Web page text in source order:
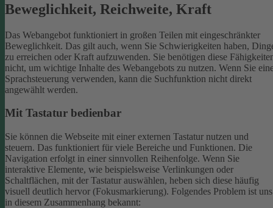
Beweglichkeit, Reichweite, Kraft
Das Webangebot funktioniert in großen Teilen mit eingeschränkter
Beweglichkeit. Das gilt auch, wenn Sie Schwierigkeiten haben,
zu erreichen oder Kraft aufzuwenden. Sie benötigen diese
nicht, um wichtige Inhalte des Webangebots zu nutzen. Wenn Sie
Sprachsteuerung verwenden, kann die Suchfunktion nicht direkt
angewählt werden.
Mit Tastatur bedienbar
Sie können die Webseite mit einer externen Tastatur nutzen und
steuern. Das funktioniert für viele Bereiche und Funktionen. Die
Navigation erfolgt in einer sinnvollen Reihenfolge. Wenn Sie
interaktive Elemente, wie beispielsweise Verlinkungen oder
Schaltflächen, mit der Tastatur auswählen, heben sich diese häufig
visuell deutlich hervor (Fokusmarkierung). Folgendes Problem ist uns
in diesem Zusammenhang bekannt: